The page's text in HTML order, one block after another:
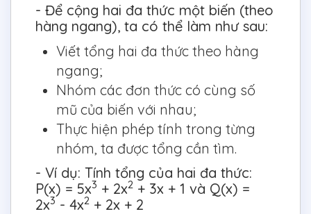
- Để cộng hai đa thức một biến (theo
hàng ngang), ta có thể làm như sau:
Viết tổng hai đa thức theo hàng
ngang;
Nhóm các đơn thức có cùng số
mũ của biến với nhau;
Thực hiện phép tính trong từng
nhóm, ta được tổng cần tìm.
- Ví dụ: Tính tổng của hai đa thức:
P(x) = 5x3 + 2x2 + 3x + 1 và Q(x) =
2x3 - 4x2 + 2x + 2